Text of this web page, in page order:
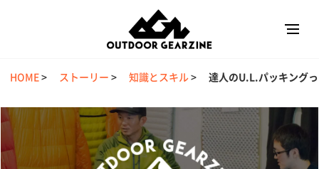
HOME> ストーリー >知識とスキル>達人のU.L.パッキング